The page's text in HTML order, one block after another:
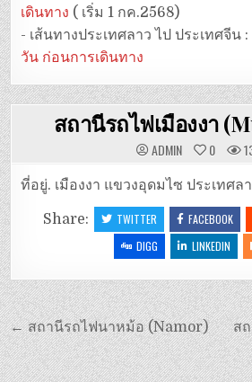
เดินทาง ( เริ่ม 1 กค.2568)
- เส้นทางประเทศลาว ไป ประเทศจีน :
วัน ก่อนการเดินทาง
สถานีรถไฟเมืองงา
ADMIN 0
ที่อยู่. เมืองงา แขวงอุดมไซ ประเทศล
Share: TWITTER FACEBOOK
DIGG
LINKEDIN
ส
← สถานีรถไฟนาหม้อ (Namor)